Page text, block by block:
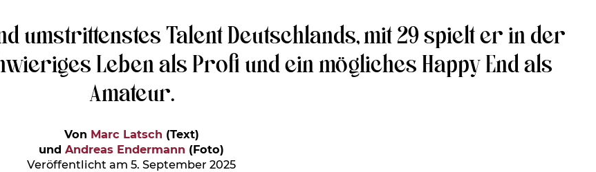
umstrittenstes Talent Deutschlands, mit 29 spielt er in der
Leben als Profi und ein mögliches Happy End als
Amateur.
Von Marc Latsch (Text)
und Andreas Endermann (Foto)
Veröffentlicht am 5. September 2025